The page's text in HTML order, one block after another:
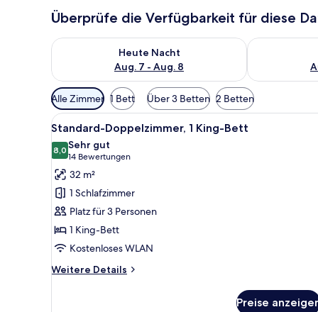
Überprüfe die Verfügbarkeit für diese
Heute Nacht
Aug. 7 - Aug. 8
Überprüfe die Verfügbarkeit für heute Nacht, Aug. 7
Überprüfe
Verfügbare
Filter
für
Zimmer
Alle Zimmer 1 Bett Über 3 Betten 2 Betten
Alle
Fotos
für
Standard-
Doppelzimmer,
1 King-
Bett
anzeigen
Ein Hotelzimmer mit einem
6
Standard-Doppelzimmer, 1 King-Bett
8,08,0 von 10
Sehr gut
14 Bewertungen
(14
Bewertungen)
32 m²
1 Schlafzimmer
Platz für 3 Personen
1 King-Bett
Kostenloses WLAN
Weitere Details
Weitere
Preise